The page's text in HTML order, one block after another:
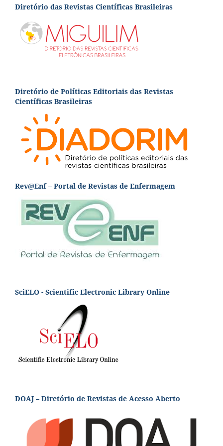
Diretório das Revistas Científicas Brasileiras
Diretório de Políticas Editoriais das Revistas
Científicas Brasileiras
Rev@Enf – Portal de Revistas de Enfermagem
SciELO - Scientific Electronic Library Online
DOAJ – Diretório de Revistas de Acesso Aberto